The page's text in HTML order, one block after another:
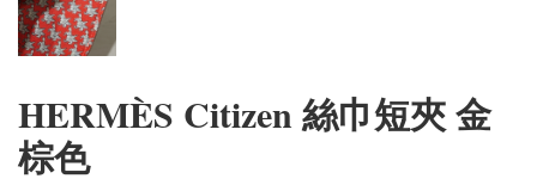
HERMÈS Citizen 絲巾短夾 金
棕色